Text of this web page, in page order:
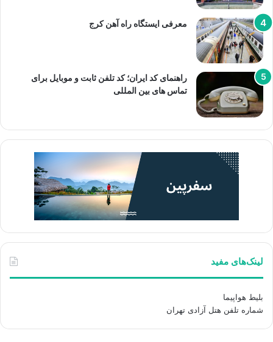
معرفی ایستگاه راه آهن کرج
راهنمای کد ایران؛ کد تلفن ثابت و موبایل برای
تماس های بین المللی
لینک‌های مفید
بلیط هواپیما
شماره تلفن هتل آزادی تهران